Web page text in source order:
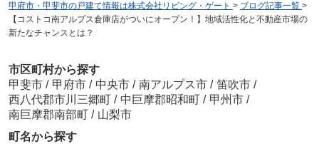
甲府市・甲斐市の戸建て情報は株式会社リビング・ゲート > ブログ記事一覧 >
【コストコ南アルプス倉庫店がついにオープン！】地域活性化と不動産市場の
新たなチャンスとは？
市区町村から探す
甲斐市 / 甲府市 / 中央市 / 南アルプス市 / 笛吹市 /
西八代郡市川三郷町 / 中巨摩郡昭和町 / 甲州市 /
南巨摩郡南部町 / 山梨市
町名から探す